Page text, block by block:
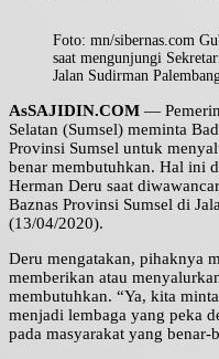
Foto: mn/sibernas.com
saat mengunjungi
Jalan Sudirman
AsSAJIDIN.COM —
Selatan (Sumsel) meminta
Provinsi Sumsel untuk
benar membutuhkan. Hal ini
Herman Deru saat
Baznas Provinsi Sumsel di
(13/04/2020).
Deru mengatakan, pihaknya
memberikan atau
membutuhkan. “Ya, kita
menjadi lembaga yang peka
pada masyarakat yang